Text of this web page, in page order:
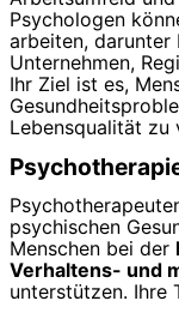
Psychologen
arbeiten, darunter
Unternehmen,
Ihr Ziel ist es,
Lebensqualität zu
psychischen
Menschen bei der
Verhaltens- und
unterstützen. Ihre